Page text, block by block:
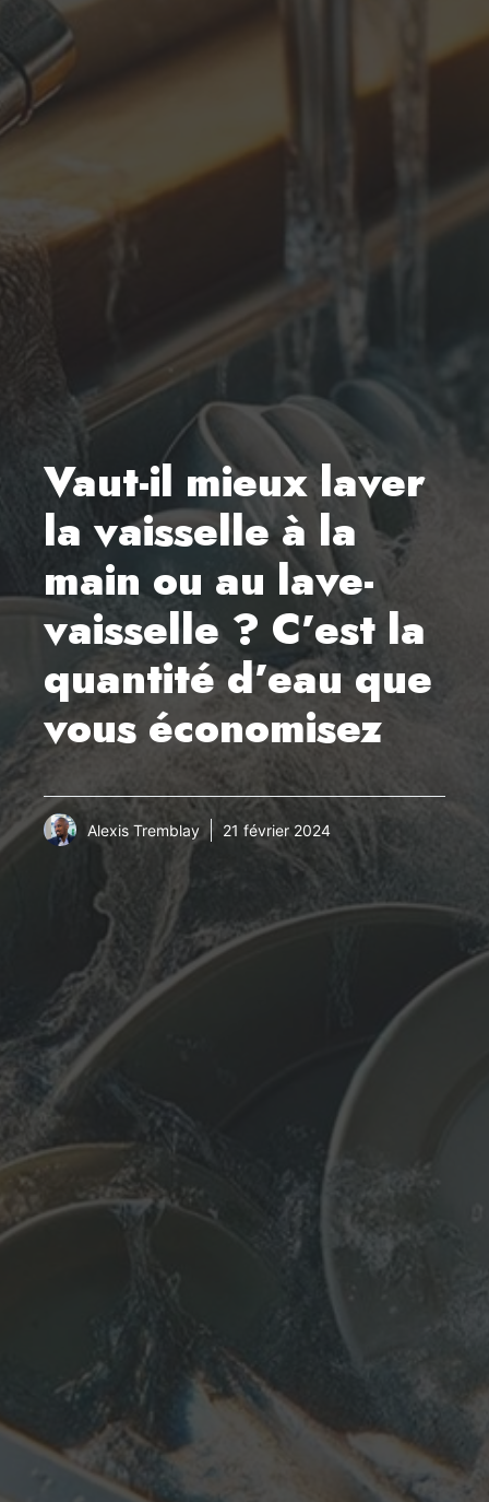
Vaut-il mieux laver
la vaisselle à la
main ou au lave-
vaisselle ? C’est la
quantité d’eau que
vous économisez
Alexis Tremblay 21 février 2024